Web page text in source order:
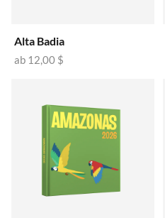
Alta Badia
ab 12,00 $